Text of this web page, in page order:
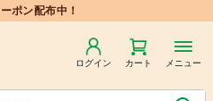
ポン配布中！
ログイン カート メニュー